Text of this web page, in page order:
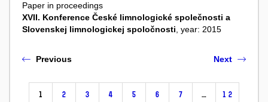
Paper in proceedings
XVII. Konference České limnologické společnosti a
Slovenskej limnologickej spoločnosti , year: 2015
Previous
1 2 3 4 5 6 7 … 12
Next